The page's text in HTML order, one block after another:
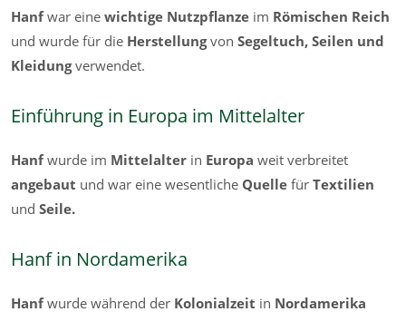
Hanfwar eine wichtige Nutzpflanze im Römischen Reich
und wurde für die Herstellungvon Segeltuch, Seilen und
Kleidungverwendet.
Einführung in Europa im Mittelalter
Hanfwurde im Mittelalter in Europa weit verbreitet
angebaut und war eine wesentliche Quelle für Textilien
und Seile.
Hanf in Nordamerika
Hanfwurde während der Kolonialzeit in Nordamerika